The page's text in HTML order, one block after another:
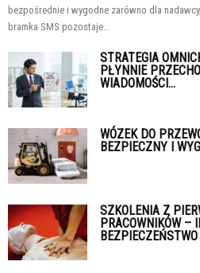
bezpośrednie i wygodne zarówno dla
bramka SMS pozostaje...
STRATEGIA
PŁYNNIE
WIADOMOŚCI...
WÓZEK DO
BEZPIECZNY I
SZKOLENIA Z
PRACOWNIKÓW –